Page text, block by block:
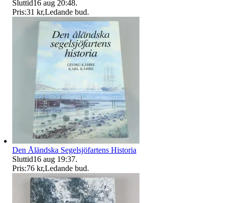
Sluttid16 aug 20:48.
Pris:31 kr,Ledande bud.
Den Åländska Segelsjöfartens Historia
Sluttid16 aug 19:37.
Pris:76 kr,Ledande bud.